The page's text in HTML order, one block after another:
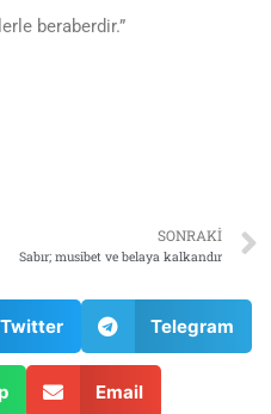
beraberdir.”
SONRAKI
Sabır; musibet ve belaya kalkandır
Twitter Telegram
Email